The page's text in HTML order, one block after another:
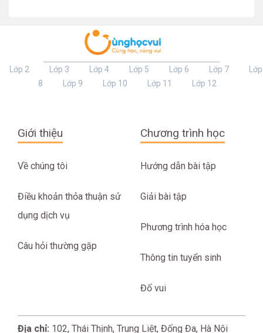
Lớp 2 Lớp 3 Lớp 4 Lớp 5 Lớp 6 Lớp 7
Lớp
8
Lớp 9 Lớp 10 Lớp 11 Lớp 12
Giới thiệu
Về chúng tôi
Điều khoản thỏa thuận sử
dụng dịch vụ
Câu hỏi thường gặp
Chương trình học
Hướng dẫn bài tập
Giải bài tập
Phương trình hóa học
Thông tin tuyển sinh
Đố vui
Địa chỉ: 102, Thái Thịnh, Trung Liệt, Đống Đa, Hà Nội